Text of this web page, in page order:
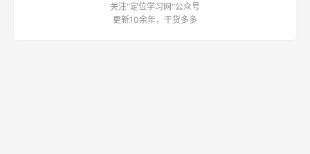
关注"定位学习网"公众号
更新10余年，干货多多